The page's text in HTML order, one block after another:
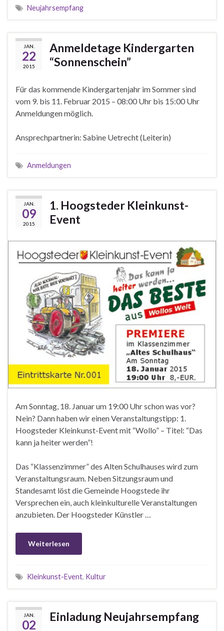
Neujahrsempfang
JAN.
22
2015
Anmeldetage Kindergarten
“Sonnenschein”
Für das kommende Kindergartenjahr im Sommer sind
vom 9. bis 11. Februar 2015 – 08:00 Uhr bis 15:00 Uhr
Anmeldungen möglich.
Ansprechpartnerin: Sabine Uetrecht (Leiterin)
Anmeldungen
JAN.
09
2015
1. Hoogsteder Kleinkunst-
Event
Am Sonntag, 18. Januar um 19:00 Uhr schon was vor?
Nein? Dann haben wir einen Veranstaltungstipp: 1.
Hoogsteder Kleinkunst-Event mit “Wollo” – Titel: “Das
kann ja heiter werden”!
Das “Klassenzimmer” des Alten Schulhauses wird zum
Veranstaltungsraum. Neben Sitzungsraum und
Standesamt löst die Gemeinde Hoogstede ihr
Versprechen ein, auch kleinkulturelle Veranstaltungen
anzubieten. Der Hoogsteder Künstler …
Weiterlesen
Kleinkunst-Event, Kultur
JAN.
02
Einladung Neujahrsempfang